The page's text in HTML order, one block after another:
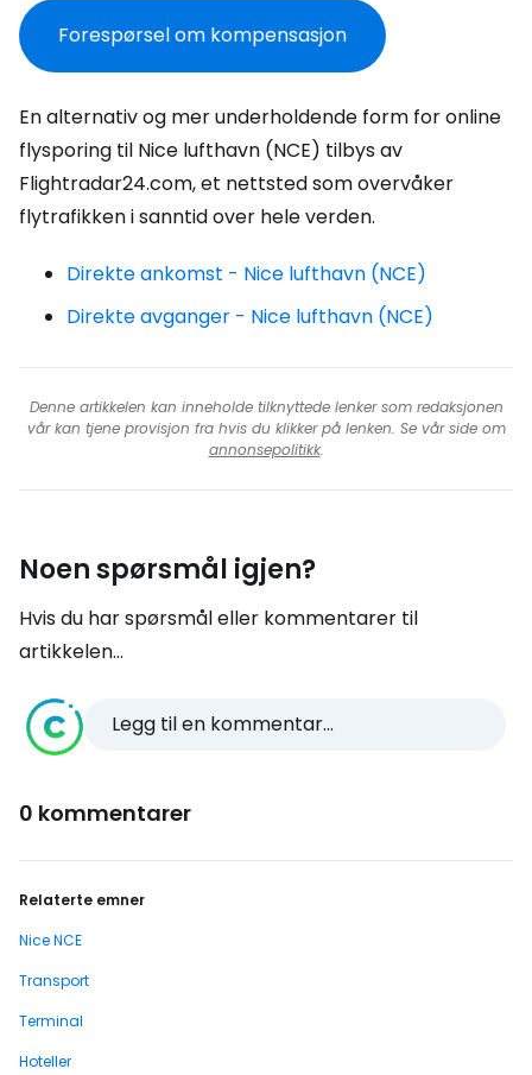
Forespørsel om kompensasjon
En alternativ og mer underholdende form for online
flysporing til Nice lufthavn (NCE) tilbys av
Flightradar24.com, et nettsted som overvåker
flytrafikken i sanntid over hele verden.
Direkte ankomst - Nice lufthavn (NCE)
Direkte avganger - Nice lufthavn (NCE)
Denne artikkelen kan inneholde tilknyttede lenker som redaksjonen
vår kan tjene provisjon fra hvis du klikker på lenken. Se vår side om
annonsepolitikk.
Noen spørsmål igjen?
Hvis du har spørsmål eller kommentarer til
artikkelen...
Legg til en kommentar...
0 kommentarer
Relaterte emner
Nice NCE
Transport
Terminal
Hoteller